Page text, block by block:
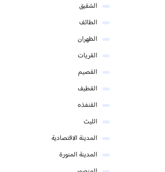
الشقيق
الطائف
الظهران
القريات
القصيم
القطيف
القنفذه
الليث
المدينة الاقتصادية
المدينة المنورة